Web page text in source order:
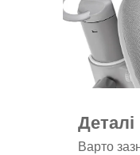
Деталі
Варто